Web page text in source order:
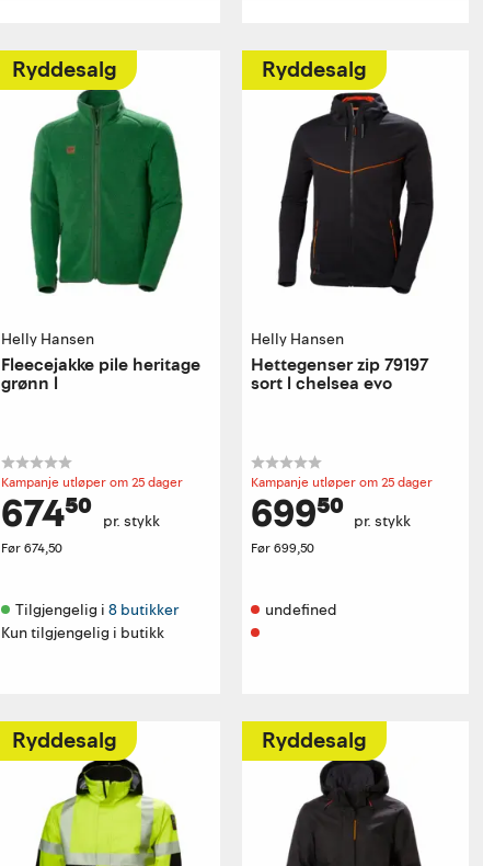
Ryddesalg
Helly Hansen
Fleecejakke pile heritage
grønn l
Kampanje utløper om 25 dager
674⁵⁰ pr. stykk
Før674,50
Tilgjengelig i 8 butikker
Kun tilgjengelig i butikk
Ryddesalg
Helly Hansen
Hettegenser zip 79197
sort l chelsea evo
Kampanje utløper om 25 dager
699⁵⁰ pr. stykk
Før 699,50
undefined
Ryddesalg Ryddesalg